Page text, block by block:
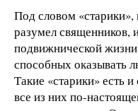
Под словом
разумел
подвижнической
способных оказывать
Такие «старики» есть
все из них по-